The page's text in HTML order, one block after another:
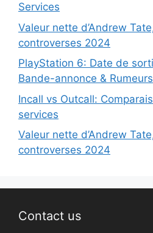
Services
Valeur nette d’Andrew
controverses 2024
PlayStation 6: Date de
Bande-annonce & Rumeurs
Incall vs Outcall:
services
Valeur nette d’Andrew
controverses 2024
Contact us